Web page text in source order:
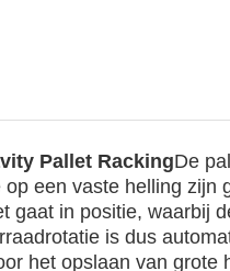
Pallet RackingDe
een vaste helling zijn
gaat in positie, waarbij
is dus
het opslaan van grote